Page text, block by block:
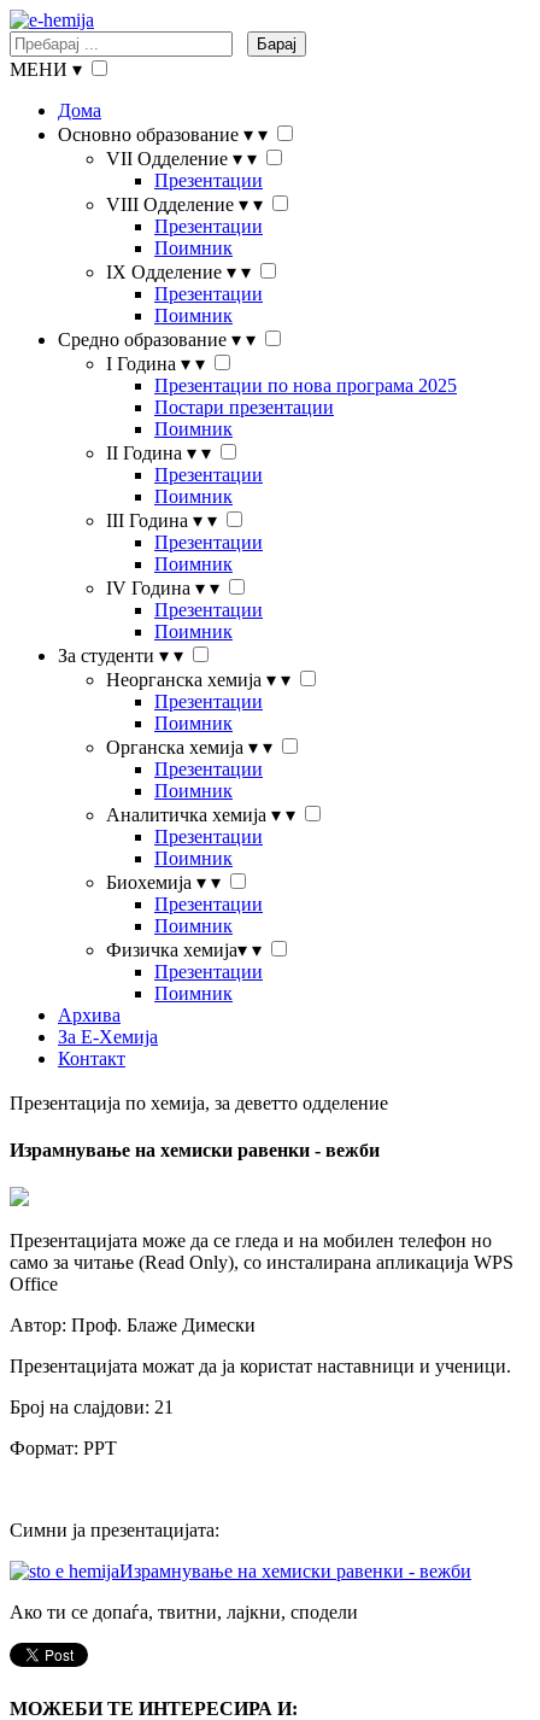
Барај
МЕНИ ▾
Дома
Основно образование ▾ ▾
VII Одделение ▾ ▾
Презентации
VIII Одделение ▾ ▾
Презентации
Поимник
IX Одделение ▾ ▾
Презентации
Поимник
Средно образование ▾ ▾
I Година ▾ ▾
Презентации по нова програма 2025
Постари презентации
Поимник
II Година ▾ ▾
Презентации
Поимник
III Година ▾ ▾
Презентации
Поимник
IV Година ▾ ▾
Презентации
Поимник
За студенти ▾ ▾
Неорганска хемија ▾ ▾
Презентации
Поимник
Органска хемија ▾ ▾
Презентации
Поимник
Аналитичка хемија ▾ ▾
Презентации
Поимник
Биохемија ▾ ▾
Презентации
Поимник
Физичка хемија▾ ▾
Презентации
Поимник
Архива
За Е-Хемија
Контакт
Презентација по хемија, за деветто одделение
Израмнување на хемиски равенки - вежби
Презентацијата може да се гледа и на мобилен телефон но
само за читање (Read Only), со инсталирана апликација WPS
Office
Автор: Проф. Блаже Димески
Презентацијата можат да ја користат наставници и ученици.
Број на слајдови: 21
Формат: PPT
Симни ја презентацијата:
Израмнување на хемиски равенки - вежби
Ако ти се допаѓа, твитни, лајкни, сподели
МОЖЕБИ ТЕ ИНТЕРЕСИРА И: